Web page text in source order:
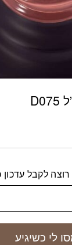
לקבל עדכון
לי כשיגיע